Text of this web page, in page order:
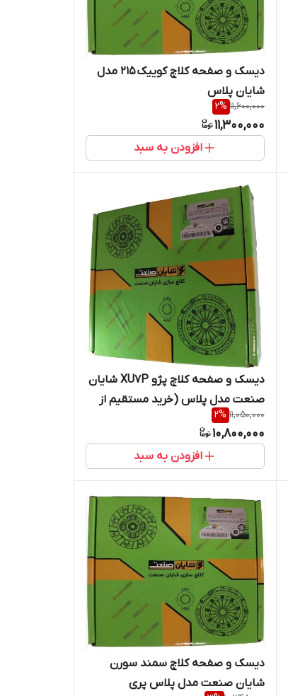
دیسک و صفحه کلاچ کوییک 215 مدل
شایان پلاس
11,600,000
2%
11,300,000
افزودن به سبد
دیسک و صفحه کلاچ پژو XU7P شایان
صنعت مدل پلاس (خرید مستقیم از
پخش کننده)
11,050,000
2%
10,800,000
افزودن به سبد
دیسک و صفحه کلاچ سمند سورن
شایان صنعت مدل پلاس پری